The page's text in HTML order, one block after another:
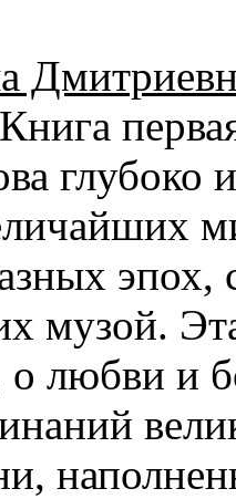
глубоко
музой.
о любви и